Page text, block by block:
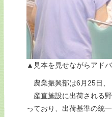
▲見本を見せながらアド
農業振興部は6月25日、
産直施設に出荷される
っており、出荷基準の統